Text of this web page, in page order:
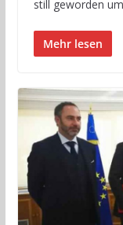
still geworden
Mehr lesen